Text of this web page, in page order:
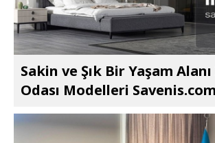
Sakin ve Şık Bir Yaşam
Odası Modelleri